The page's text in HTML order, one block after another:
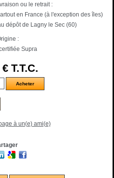
ou le retrait :
en France (à l'exception des îles)
dépôt de Lagny le Sec (60)
:
Supra
€ T.T.C.
à un(e) ami(e)